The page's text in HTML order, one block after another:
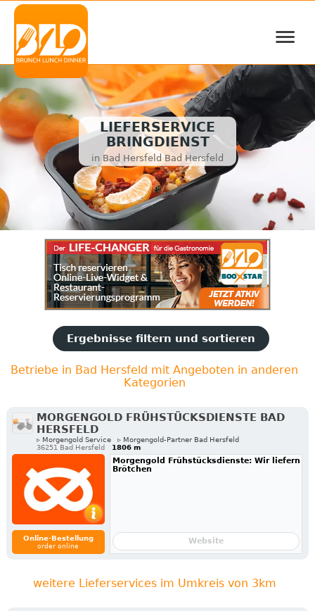
≡
LIEFERSERVICE
BRINGDIENST
in Bad Hersfeld Bad Hersfeld
Ergebnisse filtern und sortieren
Betriebe in Bad Hersfeld mit Angeboten in anderen
Kategorien
MORGENGOLD FRÜHSTÜCKSDIENSTE BAD
HERSFELD
▹ Morgengold Service
▹ Morgengold-Partner Bad Hersfeld
36251 Bad Hersfeld
1806 m
Online-Bestellung
order online
Morgengold Frühstücksdienste: Wir liefern
Brötchen
Website
weitere Lieferservices im Umkreis von 3km